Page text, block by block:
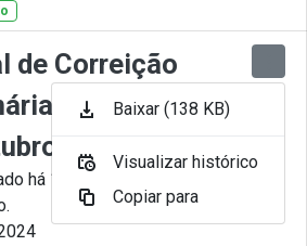
de Correição
nº 010-2024
há 11 Meses por Juliana
Baixar (138 KB)
Visualizar histórico
Copiar para